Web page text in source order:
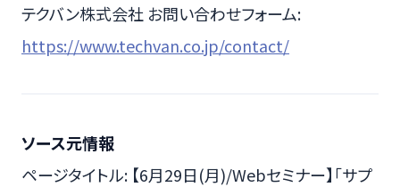
テクバン株式会社 お問い合わせフォーム:
https://www.techvan.co.jp/contact/
ソース元情報
ページタイトル: 【6月29日(月)/Webセミナー】「サプ